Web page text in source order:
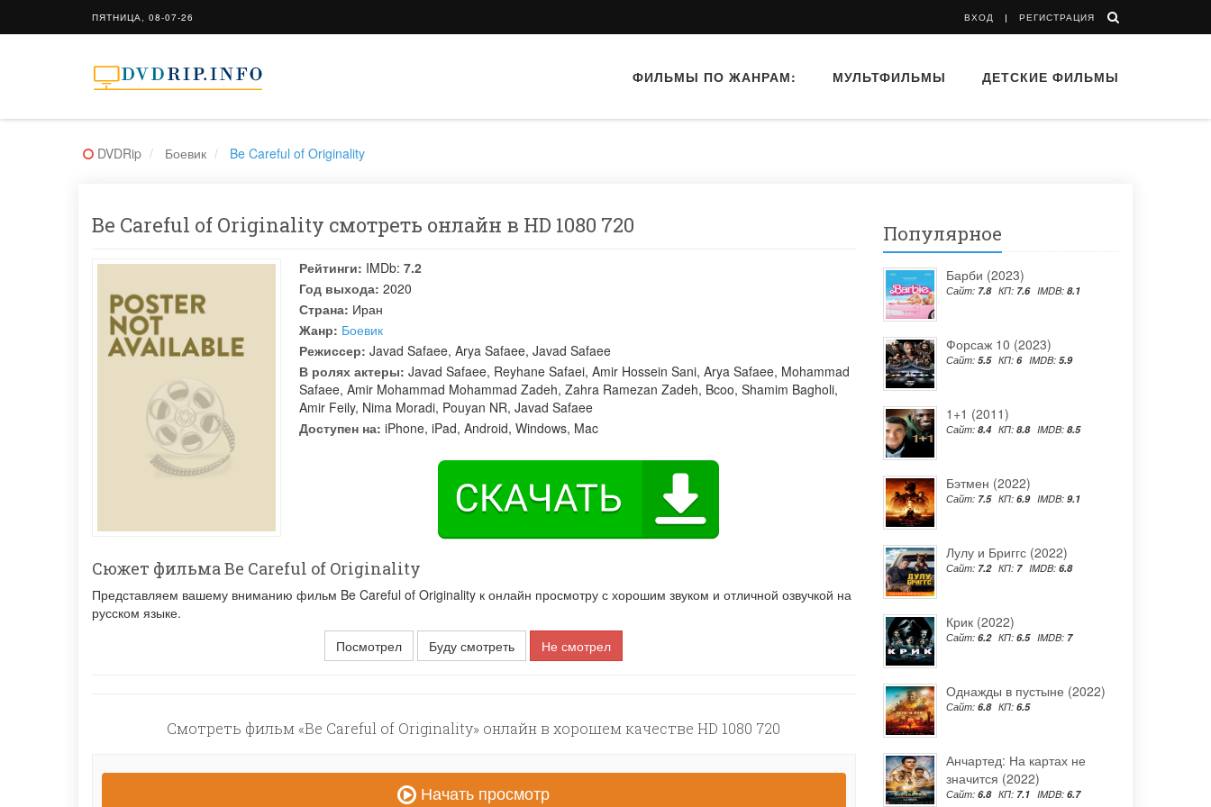
ПЯТНИЦА, 08-07-26 ВХОД РЕГИСТРАЦИЯ
ФИЛЬМЫ ПО ЖАНРАМ: МУЛЬТФИЛЬМЫ ДЕТСКИЕ ФИЛЬМЫ
DVDRip Боевик Be Careful of Originality
Be Careful of Originality смотреть онлайн в HD 1080 720
Рейтинги: IMDb: 7.2
Год выхода: 2020
Страна: Иран
Жанр: Боевик
Режиссер: Javad Safaee, Arya Safaee, Javad Safaee
В ролях актеры: Javad Safaee, Reyhane Safaei, Amir Hossein Sani, Arya Safaee, Mohammad
Safaee, Amir Mohammad Mohammad Zadeh, Zahra Ramezan Zadeh, Bcoo, Shamim Bagholi,
Amir Feily, Nima Moradi, Pouyan NR, Javad Safaee
Доступен на: iPhone, iPad, Android, Windows, Mac
Сюжет фильма Be Careful of Originality
Представляем вашему вниманию фильм Be Careful of Originality к онлайн просмотру с хорошим звуком и отличной озвучкой на
русском языке.
Посмотрел
Буду смотреть Не смотрел
Смотреть фильм «Be Careful of Originality» онлайн в хорошем качестве HD 1080 720
Начать просмотр
Популярное
Барби (2023)
Сайт: 7.8 КП: 7.6 IMDB: 8.1
Форсаж 10 (2023)
Сайт: 5.5 КП: 6 IMDB: 5.9
1+1 (2011)
Сайт: 8.4 КП: 8.8 IMDB: 8.5
Бэтмен (2022)
Сайт: 7.5 КП: 6.9 IMDB: 9.1
Лулу и Бриггс (2022)
Сайт: 7.2 КП: 7 IMDB: 6.8
Крик (2022)
Сайт: 6.2 КП: 6.5 IMDB: 7
Однажды в пустыне (2022)
Сайт: 6.8 КП: 6.5
Анчартед: На картах не
значится (2022)
Сайт: 6.8 КП: 7.1 IMDB: 6.7